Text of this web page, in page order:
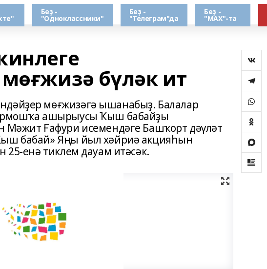
Беҙ -
"Одноклассники"
Беҙ -
"Телеграм"да
Беҙ -
"МАХ"-та
бүләк ит
мөғжизәгә ышанабыҙ. Балалар
ашырыусы Ҡыш бабайҙы
Мәжит Ғафури исемендәге Башҡорт дәүләт
бабай» Яңы йыл хәйриә акцияһын
25-енә тиклем дауам итәсәк.